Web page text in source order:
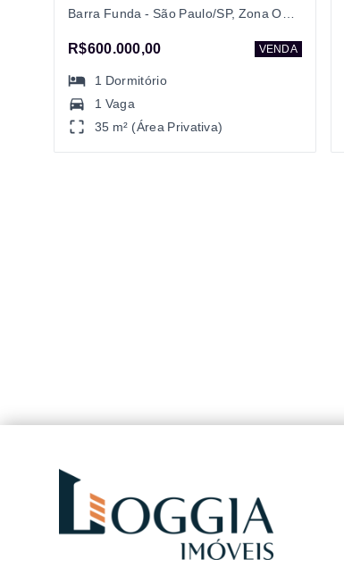
R$600.000,00 VENDA
1 Dormitório
1 Vaga
35 m² (Área Privativa)